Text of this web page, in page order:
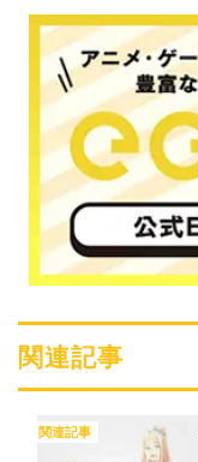
関連記事
関連記事